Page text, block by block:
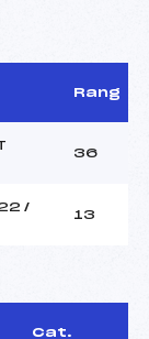
Rang
36
/
13
Cat.